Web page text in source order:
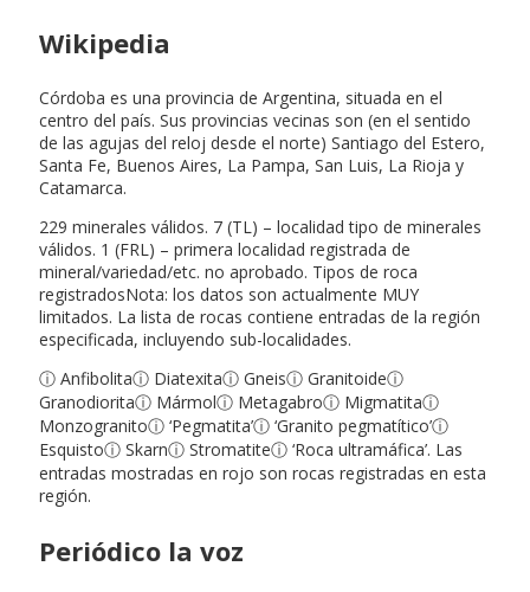
Wikipedia
Córdoba es una provincia de Argentina, situada en el
centro del país. Sus provincias vecinas son (en el sentido
de las agujas del reloj desde el norte) Santiago del Estero,
Santa Fe, Buenos Aires, La Pampa, San Luis, La Rioja y
Catamarca.
229 minerales válidos. 7 (TL) – localidad tipo de minerales
válidos. 1 (FRL) – primera localidad registrada de
mineral/variedad/etc. no aprobado. Tipos de roca
registradosNota: los datos son actualmente MUY
limitados. La lista de rocas contiene entradas de la región
especificada, incluyendo sub-localidades.
ⓘ Anfibolitaⓘ Diatexitaⓘ Gneisⓘ Granitoideⓘ
Granodioritaⓘ Mármolⓘ Metagabroⓘ Migmatitaⓘ
Monzogranitoⓘ ‘Pegmatita’ⓘ ‘Granito pegmatítico’ⓘ
Esquistoⓘ Skarnⓘ Stromatiteⓘ ‘Roca ultramáfica’. Las
entradas mostradas en rojo son rocas registradas en esta
región.
Periódico la voz